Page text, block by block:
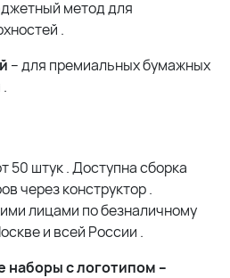
метод для
.
– для премиальных бумажных
.
50 штук. Доступна сборка
через конструктор.
лицами по безналичному
и всей России .
наборы с логотипом –